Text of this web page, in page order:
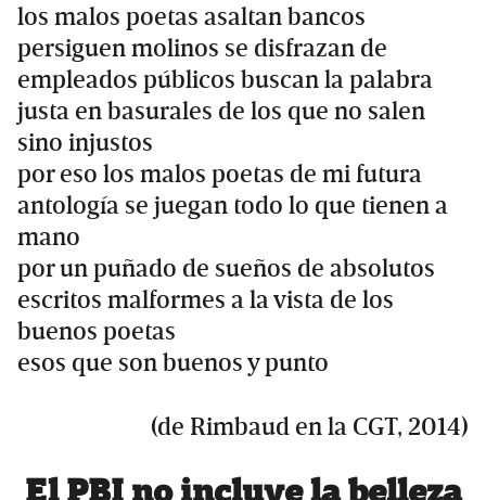
los malos poetas asaltan bancos
persiguen molinos se disfrazan de
empleados públicos buscan la palabra
justa en basurales de los que no salen
sino injustos
por eso los malos poetas de mi futura
antología se juegan todo lo que tienen a
mano
por un puñado de sueños de absolutos
escritos malformes a la vista de los
buenos poetas
esos que son buenos y punto
(de Rimbaud en la CGT, 2014)